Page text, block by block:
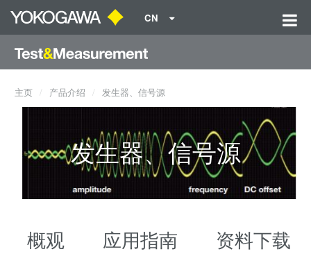
CN
主页 产品介绍 发生器、信号源
发生器、信号源
概观 应用指南 资料下载